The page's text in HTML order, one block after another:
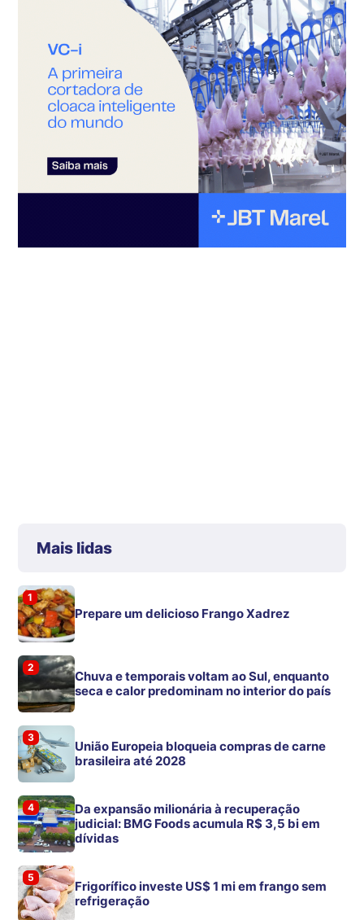
Mais lidas
1
Prepare um delicioso Frango Xadrez
2
Chuva e temporais voltam ao Sul, enquanto
seca e calor predominam no interior do país
3
União Europeia bloqueia compras de carne
brasileira até 2028
4
Da expansão milionária à recuperação
judicial: BMG Foods acumula R$ 3,5 bi em
dívidas
5
Frigorífico investe US$ 1 mi em frango sem
refrigeração